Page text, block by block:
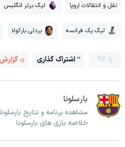
نقل و انتقالات اروپا لیگ برتر انگلیس
لیگ یک فرانسه بردلی بارکولا
97 اشتراک گذاری
بارسلونا
مشاهده برنامه و نتایج
خلاصه بازی های بارسلونا